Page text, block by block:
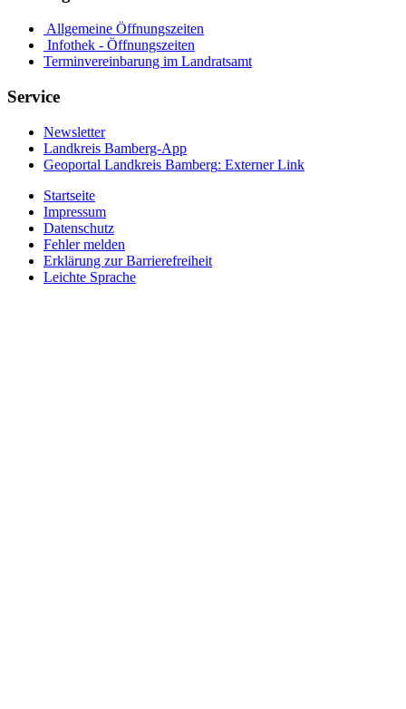
Allgemeine Öffnungszeiten
Infothek - Öffnungszeiten
Terminvereinbarung im Landratsamt
Service
Newsletter
Landkreis Bamberg-App
Geoportal Landkreis Bamberg: Externer Link
Startseite
Impressum
Datenschutz
Fehler melden
Erklärung zur Barrierefreiheit
Leichte Sprache